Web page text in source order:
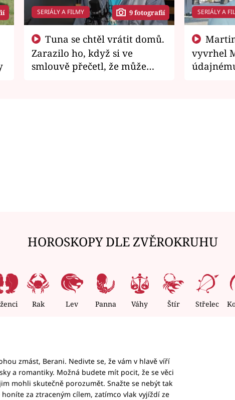
SERIÁLY A FILMY 9 fotografií
Zarazilo ho, když si ve
smlouvě přečetl, že může
SERIÁLY A
vyvrhel
HOROSKOPY DLE ZVĚROKRUHU
Rak Lev Panna Váhy Štír Střelec
zmást, Berani. Nedivte se, že vám v hlavě víří
a romantiky. Možná budete mít pocit, že se věci
mohli skutečně porozumět. Snažte se nebýt tak
za ztraceným cílem, zatímco vlak vyjíždí ze